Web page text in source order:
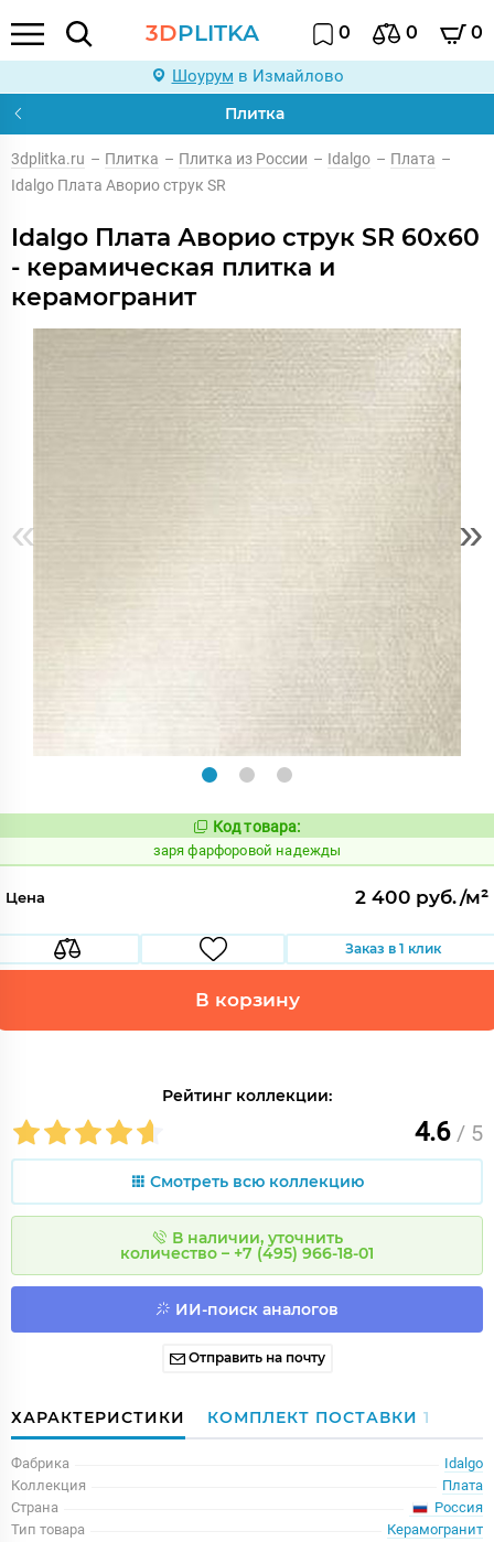
3DPLITKA 0 0 0
Шоурум в Измайлово
Плитка
3dplitka.ru – Плитка – Плитка из России – Idalgo – Плата –
Idalgo Плата Аворио струк SR
Idalgo Плата Аворио струк SR 60x60
- керамическая плитка и
керамогранит
« »
Код:
435807
Код товара:
заря фарфоровой надежды
Цена 2 400 руб./м²
Заказ в 1 клик
В корзину
Рейтинг коллекции:
4.6 / 5
Смотреть всю коллекцию
В наличии, уточнить
количество – +7 (495) 966-18-01
ИИ-поиск аналогов
Отправить на почту
ХАРАКТЕРИСТИКИ КОМПЛЕКТ ПОСТАВКИ 1
Фабрика
Idalgo
Коллекция
Плата
Страна
Россия
Тип товара
Керамогранит